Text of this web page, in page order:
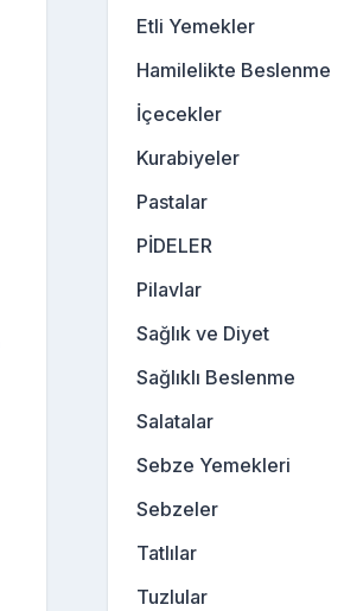
Etli Yemekler
Hamilelikte Beslenme
İçecekler
Kurabiyeler
Pastalar
PİDELER
Pilavlar
Sağlık ve Diyet
Sağlıklı Beslenme
Salatalar
Sebze Yemekleri
Sebzeler
Tatlılar
Tuzlular